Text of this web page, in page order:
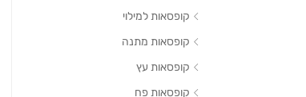
קופסאות למילוי
קופסאות מתנה
קופסאות עץ
קופסאות פח